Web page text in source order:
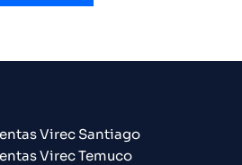
Virec Santiago
Virec Temuco